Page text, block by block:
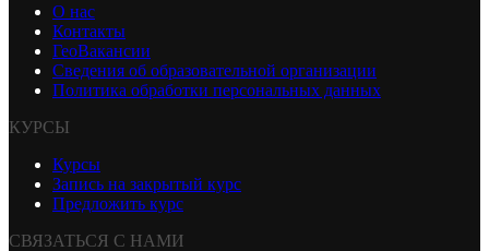
О нас
Контакты
ГеоВакансии
Сведения об образовательной организации
Политика обработки персональных данных
КУРСЫ
Курсы
Запись на закрытый курс
Предложить курс
СВЯЗАТЬСЯ С НАМИ